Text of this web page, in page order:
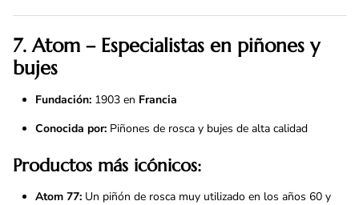
7. Atom – Especialistas en piñones y
bujes
Fundación: 1903 en Francia
Conocida por: Piñones de rosca y bujes de alta calidad
Productos más icónicos:
Atom 77: Un piñón de rosca muy utilizado en los años 60 y